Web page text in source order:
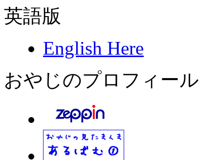
英語版
English Here
おやじのプロフィール